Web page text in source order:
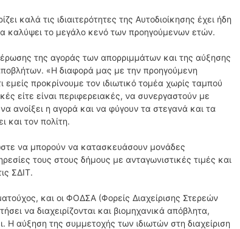
καλά τις ιδιαιτερότητες της Αυτοδιοίκησης έχει ήδη
καλύψει το μεγάλο κενό των προηγούμενων ετών.
της αγοράς των απορριμμάτων και της αύξησης
«Η διαφορά μας με την προηγούμενη
προκρίνουμε τον ιδιωτικό τομέα χωρίς ταμπού
είτε είναι περιφερειακές, να συνεργαστούν με
ανοίξει η αγορά και να φύγουν τα στεγανά και τα
και τον πολίτη.
να μπορούν να κατασκευάσουν μονάδες
τους στους δήμους με ανταγωνιστικές τιμές και
ΣΔΙΤ.
και οι ΦΟΔΣΑ (Φορείς Διαχείρισης Στερεών
να διαχειρίζονται και βιομηχανικά απόβλητα,
Η αύξηση της συμμετοχής των ιδιωτών στη διαχείριση